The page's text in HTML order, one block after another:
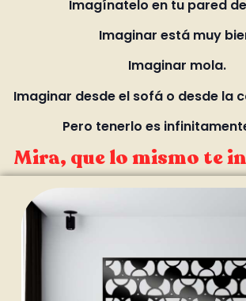
Imagínatelo en tu pared
Imaginar está muy
Imaginar mola.
Imaginar desde el sofá o desde la
Pero tenerlo es
Mira, que lo mismo te